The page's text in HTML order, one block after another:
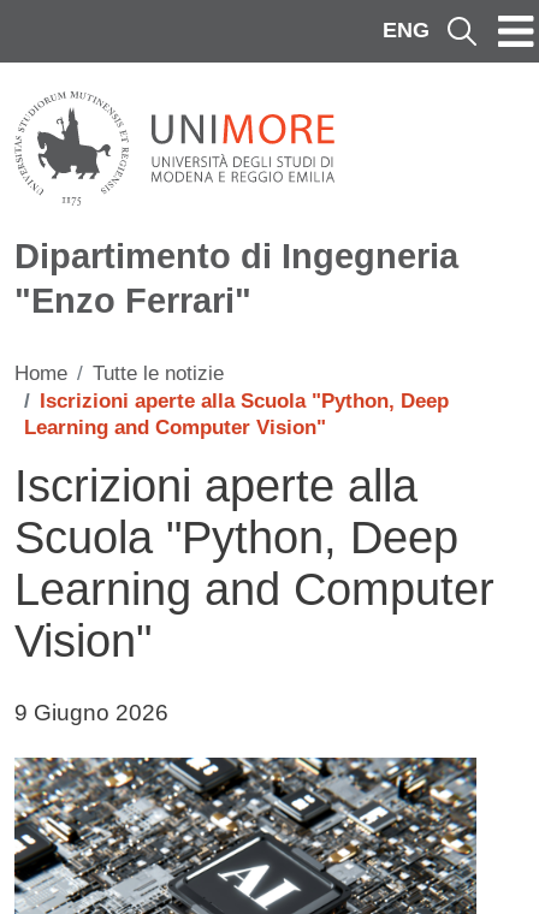
ENG Cerca
Dipartimento di Ingegneria
"Enzo Ferrari"
Home
Tutte le notizie
Iscrizioni aperte alla Scuola "Python, Deep
Learning and Computer Vision"
Iscrizioni aperte alla
Scuola "Python, Deep
Learning and Computer
Vision"
Data di pubblicazione della notizia
9 Giugno 2026
Immagine notizia
Immagine
Testo notizia